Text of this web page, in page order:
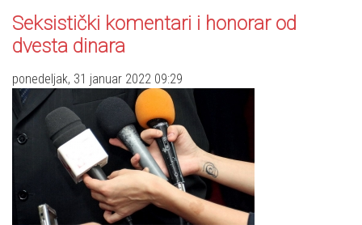
Seksistički komentari i honorar od
dvesta dinara
ponedeljak, 31 januar 2022 09:29